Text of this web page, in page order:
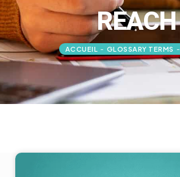
REACH
ACCUEIL - GLOSSARY TERMS -